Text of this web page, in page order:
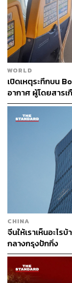
สำหรับเครื่องบินล
และเพิ่งผ่านการซ่
นิโอจนถึงกลางเดื
ซ่อมบำรุงในส่วนใด
The Wall Street
ดัดแปลงจากเครื่อ
ในช่วงทศวรรษ
ระบุว่าพบรอยแต
คานโครงสร้างสอ
ทั้งนี้ศูนย์คัดแยกพั
เป็นศูนย์ที่ใหญ่ที่สุ
UPS กล่าวว่า ก
อีกครั้งในคืนวันพุ
Stephen
https://
n-kentucky-
24f
https://
md-11-
ac2c
WORLD
เปิดเหตุระทึกบน
อากาศ ผู้โดยสาร
CHINA
จีนให้เราเห็นอะไ
กลางกรุงปักกิ่ง